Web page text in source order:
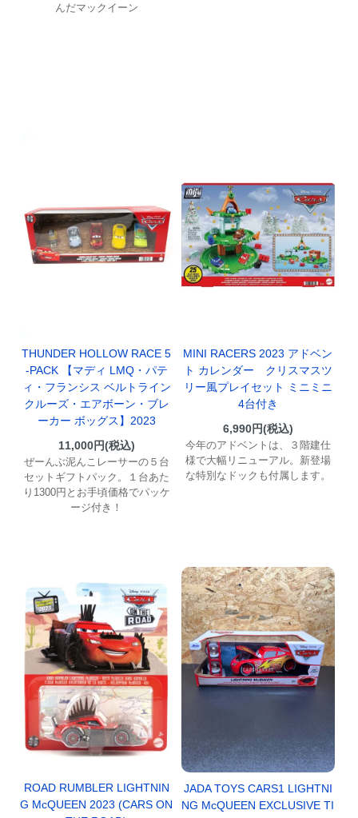
んだマックイーン
THUNDER HOLLOW RACE 5
-PACK 【マディ LMQ・パテ
ィ・フランシス ベルトライン
クルーズ・エアボーン・ブレ
ーカー ボッグス】2023
11,000円(税込)
ぜーんぶ泥んこレーサーの５台
セットギフトパック。１台あた
り1300円とお手頃価格でパッケ
ージ付き！
MINI RACERS 2023 アドベン
ト カレンダー クリスマスツ
リー風プレイセット ミニミニ
4台付き
6,990円(税込)
今年のアドベントは、３階建仕
様で大幅リニューアル。新登場
な特別なドックも付属します。
ROAD RUMBLER LIGHTNIN
G McQUEEN 2023 (CARS ON
JADA TOYS CARS1 LIGHTNI
NG McQUEEN EXCLUSIVE TI